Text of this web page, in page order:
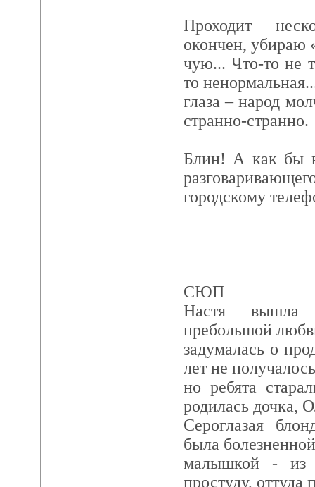
Проходит
окончен, убираю
чую... Что-то не
то
глаза – народ
странно-странно.
Блин! А как бы
городскому
СЮП
Настя
пребольшой
задумалась о
лет не
но ребята
родилась дочка,
Сероглазая
была
малышкой - из
простуду, оттуда